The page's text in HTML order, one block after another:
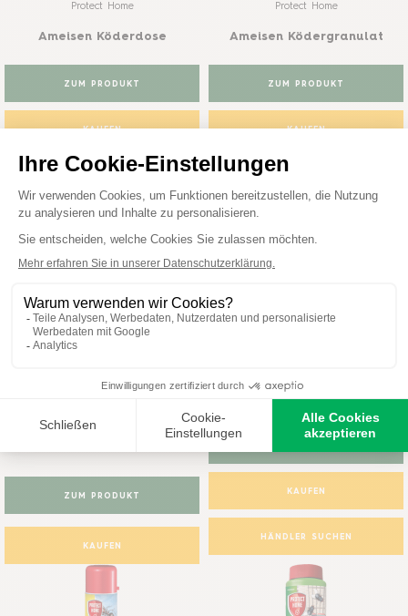
Protect Home
Ameisen Köderdose
ZUM PRODUKT
KAUFEN
Protect Home
Ameisen Ködergranulat
ZUM PRODUKT
KAUFEN
HÄNDLER SUCHEN
Protect Home
ZUM PRODUKT
KAUFEN
Ungeziefer & Ameisen
Spezialspray
KAUFEN
HÄNDLER SUCHEN